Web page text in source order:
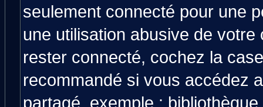
seulement connecté pour une
une utilisation abusive de
rester connecté, cochez la
recommandé si vous accédez
partagé, exemple :